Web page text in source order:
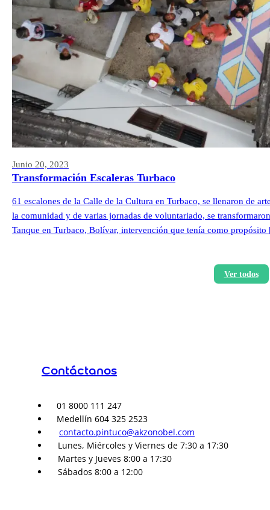
Junio 20, 2023
Transformación Escaleras Turbaco
61 escalones de la Calle de la Cultura en Turbaco, se llenaron de
la comunidad y de varias jornadas de voluntariado, se
Tanque en Turbaco, Bolívar, intervención que tenía como
Contáctanos
01 8000 111 247
Medellín 604 325 2523
contacto.pintuco@akzonobel.com
Lunes, Miércoles y Viernes de 7:30 a 17:30
Martes y Jueves 8:00 a 17:30
Sábados 8:00 a 12:00